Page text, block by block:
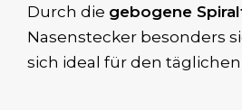
Durch die gebogene
Nasenstecker besonders
sich ideal für den täglichen